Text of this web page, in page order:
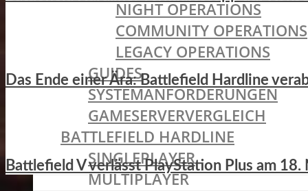
NIGHT OPERATIONS
COMMUNITY OPERATIONS
LEGACY OPERATIONS
GUIDES
SYSTEMANFORDERUNGEN
GAMESERVERVERGLEICH
BATTLEFIELD HARDLINE
SINGLEPLAYER
MULTIPLAYER
Das Ende einer Ära: Battlefield Hardline
Battlefield V verlässt PlayStation Plus am